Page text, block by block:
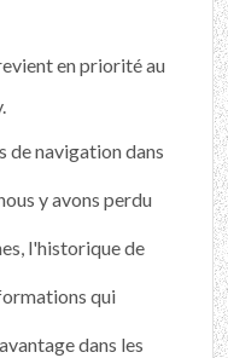
en priorité au
de navigation dans
y avons perdu
l'historique de
qui
dans les